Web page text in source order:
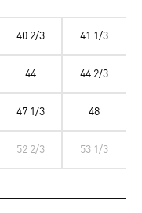
40 2/3 41 1/3
44 44 2/3
47 1/3 48
52 2/3 53 1/3